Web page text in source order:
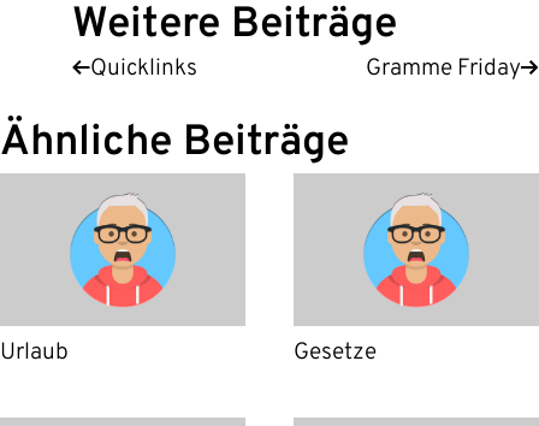
Weitere Beiträge
Quicklinks Gramme Friday
Ähnliche Beiträge
Urlaub Gesetze